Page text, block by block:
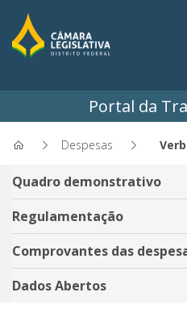
Portal da
Despesas
Verbas
Quadro demonstrativo
Regulamentação
Comprovantes das
Dados Abertos